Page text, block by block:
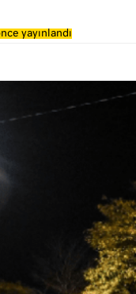
yayınlandı